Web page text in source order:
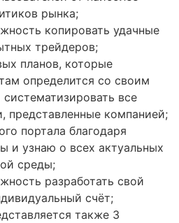
рынка;
копировать удачные
трейдеров;
планов, которые
определится со своим
все
представленные компанией;
портала благодаря
и узнаю о всех актуальных
среды;
разработать свой
счёт;
также 3